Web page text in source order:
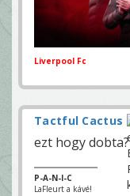
Liverpool Fc
Tactful Cactus
ezt hogy dobta?
P-A-N-I-C
LaFleurt a kávé!